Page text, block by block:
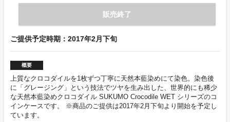
販売終了
ご提供予定時期：2017年2月下旬
概要
上質なクロコダイルを1枚ずつ丁寧に天然本藍染めにて染色。染色後
に「グレージング」という技法でツヤを生み出した、世界的にも稀少
な天然本藍染めクロコダイル SUKUMO Crocodile WET シリーズのコ
インケースです。 ※商品のご提供は2017年2月下旬より開始を予定し
ています。